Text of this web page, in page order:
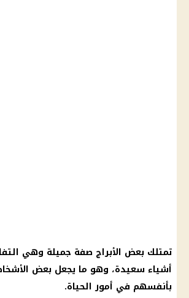
تمتلك بعض الأبراج صفة جميلة وهي
أشياء سعيدة، وهو ما يجعل بعض
بأنفسهم في أمور الحياة.